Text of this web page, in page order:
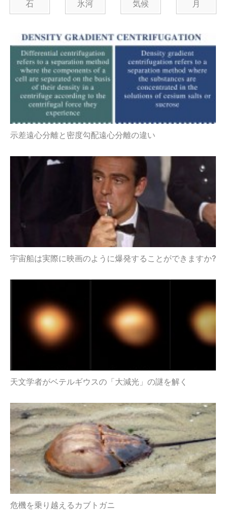
石 氷河 気候 月
示差遠心分離と密度勾配遠心分離の違い
宇宙船は実際に映画のように爆発することができますか?
天文学者がベテルギウスの「大減光」の謎を解く
危機を乗り越えるカブトガニ